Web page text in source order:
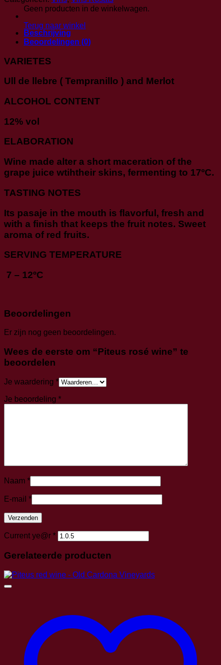
Geen producten in de winkelwagen.
Terug naar winkel
aantal
Beschrijving
Beoordelingen (0)
VARIETES
Ull de llebre ( Tempranillo ) and Merlot
ALCOHOL CONTENT
12% vol
ELABORATION
Wine made alter a short maceration of the
grape juice wtihtheir skins, fermenting to 17ºC.
TASTING NOTES
Its pasaje in the mouth is flavorful, fresh and
with a finish that keeps the fruit notes. Sweet
aroma of red fruits.
SERVING TEMPERATURE
7 – 12ºC
Beoordelingen
Er zijn nog geen beoordelingen.
Wees de eerste om “Piteus rosé wine” te
beoordelen
Je waardering *
Je beoordeling *
Naam *
E-mail *
Current ye@r *
Gerelateerde producten